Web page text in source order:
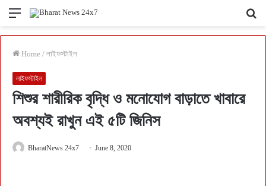
Menu
Home / লাইফস্টাইল
লাইফস্টাইল
শিশুর শারীরিক বৃদ্ধি ও মনোযোগ বাড়াতে খাবারে
অবশ্যই রাখুন এই ৫টি জিনিস
BharatNews 24x7 June 8, 2020